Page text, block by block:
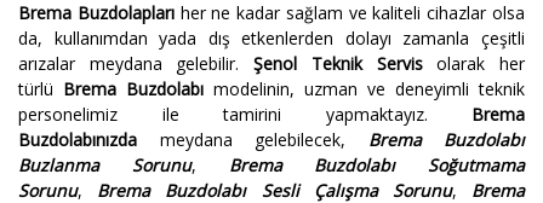
Brema Buzdolaplarıher ne kadar sağlam ve kaliteli cihazlar olsa
da, kullanımdan yada dış etkenlerden dolayı zamanla çeşitli
arızalar meydana gelebilir.Şenol Teknik Servisolarak her
türlü Brema Buzdolabı modelinin, uzman ve deneyimli teknik
personelimiz ile tamirini yapmaktayız. Brema
Buzdolabınızda meydana gelebilecek, Brema Buzdolabı
Buzlanma Sorunu, Brema Buzdolabı Soğutmama
Sorunu, Brema Buzdolabı Sesli Çalışma Sorunu, Brema